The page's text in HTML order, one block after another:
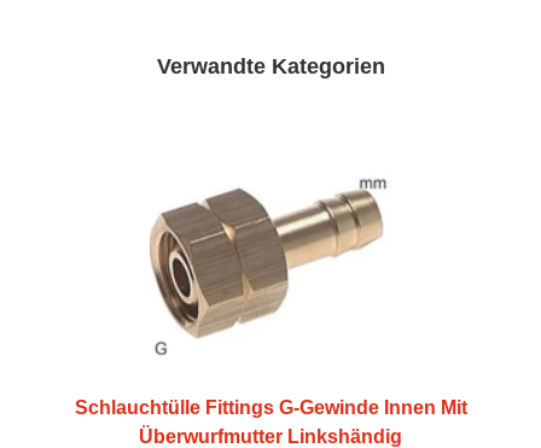
Verwandte Kategorien
Schlauchtülle Fittings G-Gewinde Innen Mit
Überwurfmutter Linkshändig